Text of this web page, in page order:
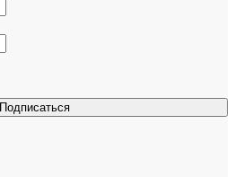
Подписаться